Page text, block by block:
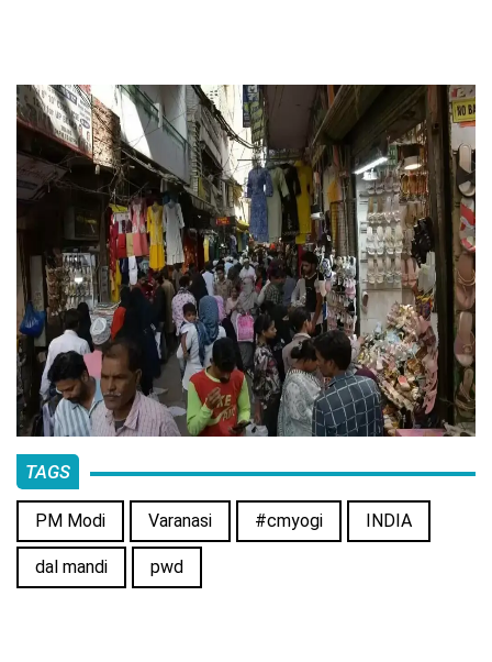
TAGS
PM Modi Varanasi #cmyogi INDIA
dal mandi pwd